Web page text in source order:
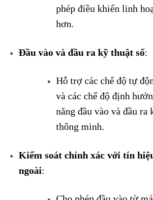
phép điều khiển linh
hơn.
Đầu vào và đầu ra kỹ thuật số:
Hỗ trợ các chế độ tự
và các chế độ định
năng đầu vào và đầu ra
thông minh.
Kiểm soát chính xác với tín
ngoài: